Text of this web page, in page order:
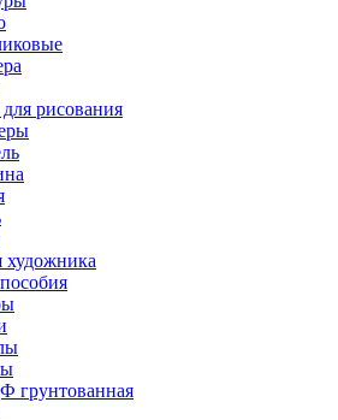
рисования
грунтованная